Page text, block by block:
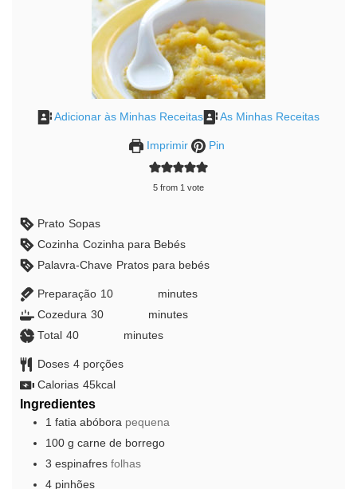
Adicionar às Minhas Receitas As Minhas Receitas
Imprimir Pin
5 from 1 vote
Prato Sopas
Cozinha Cozinha para Bebés
Palavra-Chave Pratos para bebés
Preparação 10minutes
minutes
Cozedura 30minutes
minutes
Total 40minutes minutes
Doses 4 porções
Calorias 45kcal
Ingredientes
1 fatia abóbora pequena
100 g carne de borrego
3 espinafres folhas
4 pinhões